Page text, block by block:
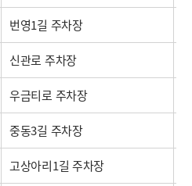
번영1길 주차장
신관로 주차장
우금티로 주차장
중동3길 주차장
고상아리1길 주차장